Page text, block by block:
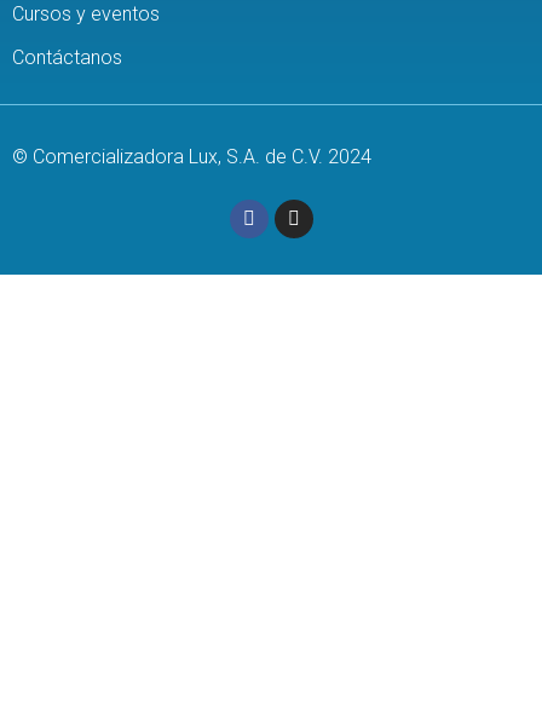
Cursos y eventos
Contáctanos
© Comercializadora Lux, S.A. de C.V. 2024